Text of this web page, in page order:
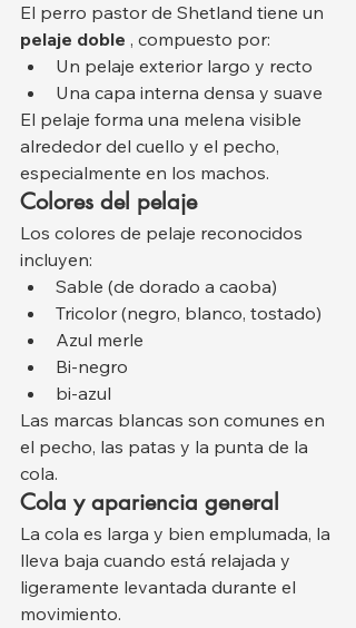
El perro pastor de Shetland tiene un
pelaje doble , compuesto por:
Un pelaje exterior largo y recto
Una capa interna densa y suave
El pelaje forma una melena visible
alrededor del cuello y el pecho,
especialmente en los machos.
Colores del pelaje
Los colores de pelaje reconocidos
incluyen:
Sable (de dorado a caoba)
Tricolor (negro, blanco, tostado)
Azul merle
Bi-negro
bi-azul
Las marcas blancas son comunes en
el pecho, las patas y la punta de la
cola.
Cola y apariencia general
La cola es larga y bien emplumada, la
lleva baja cuando está relajada y
ligeramente levantada durante el
movimiento.